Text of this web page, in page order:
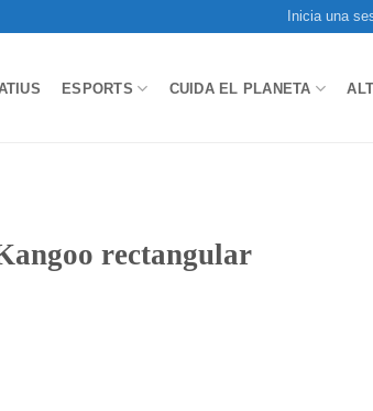
Inicia una
ESPORTS CUIDA EL PLANETA
rectangular